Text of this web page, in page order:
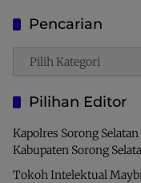
Pencarian
Pencarian
Pilihan Editor
Kapolres Sorong
Kabupaten Sorong
Tokoh Intelektual